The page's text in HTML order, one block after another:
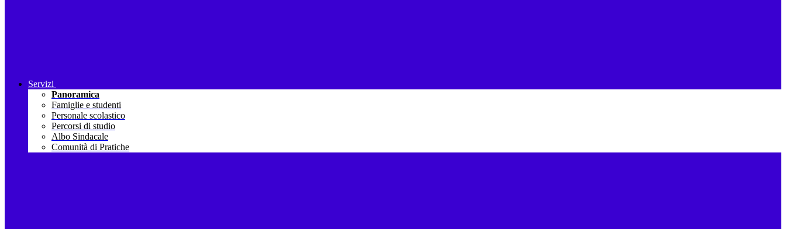
Servizi
Panoramica
Famiglie e studenti
Personale scolastico
Percorsi di studio
Albo Sindacale
Comunità di Pratiche